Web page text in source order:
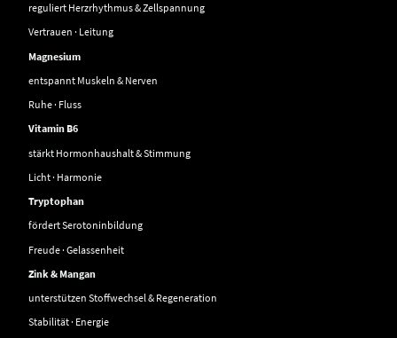
reguliert Herzrhythmus & Zellspannung
Vertrauen · Leitung
Magnesium
entspannt Muskeln & Nerven
Ruhe · Fluss
Vitamin B6
stärkt Hormonhaushalt & Stimmung
Licht · Harmonie
Tryptophan
fördert Serotoninbildung
Freude · Gelassenheit
Zink & Mangan
unterstützen Stoffwechsel & Regeneration
Stabilität · Energie